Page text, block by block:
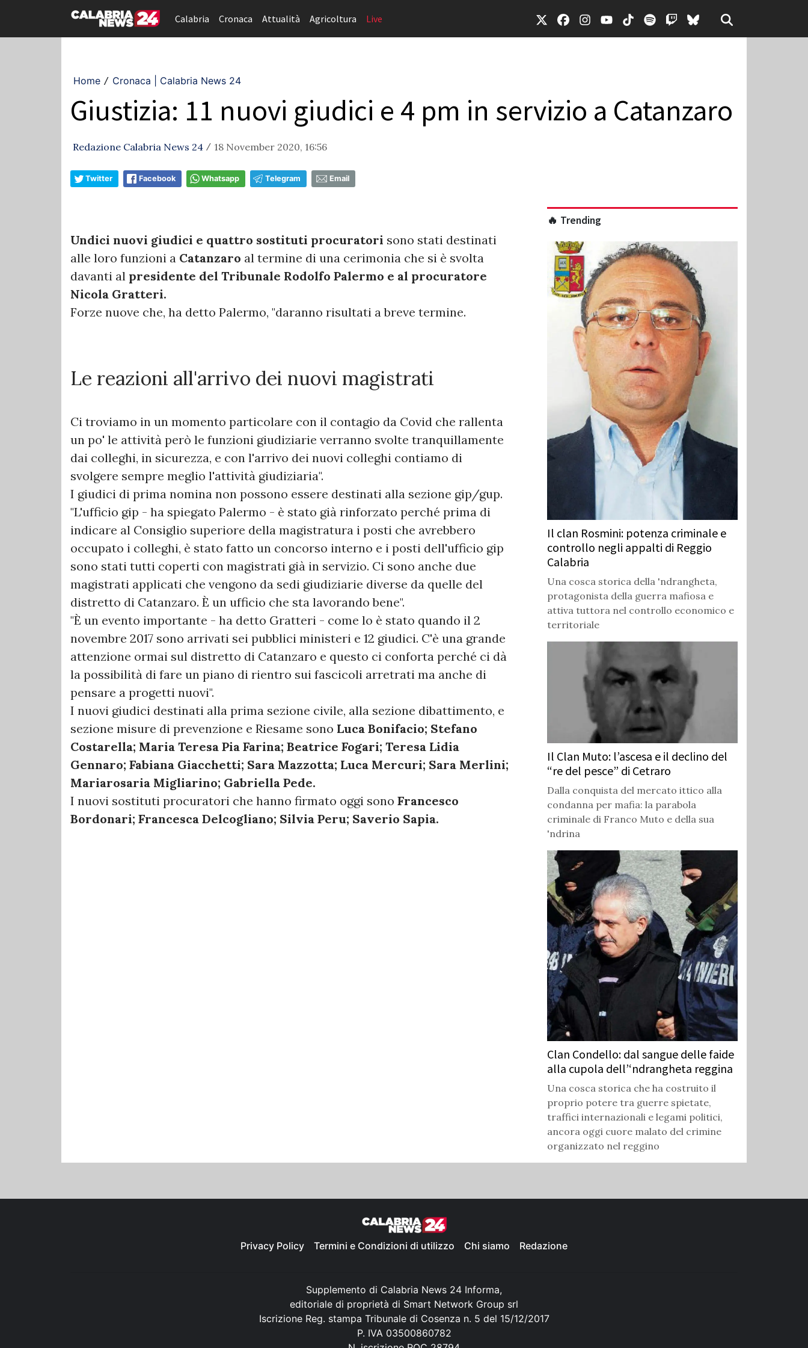
Calabria Cronaca Attualità Agricoltura Live
Home / Cronaca | Calabria News 24
Giustizia: 11 nuovi giudici e 4 pm in servizio a Catanzaro
Redazione Calabria News 24 / 18 November 2020, 16:56
Twitter Facebook Whatsapp Telegram Email
Undici nuovi giudici e quattro sostituti procuratori sono stati destinati
alle loro funzioni a Catanzaro al termine di una cerimonia che si è svolta
davanti al presidente del Tribunale Rodolfo Palermo e al procuratore
Nicola Gratteri.
Forze nuove che, ha detto Palermo, "daranno risultati a breve termine.
Le reazioni all'arrivo dei nuovi magistrati
Ci troviamo in un momento particolare con il contagio da Covid che rallenta
un po' le attività però le funzioni giudiziarie verranno svolte tranquillamente
dai colleghi, in sicurezza, e con l'arrivo dei nuovi colleghi contiamo di
svolgere sempre meglio l'attività giudiziaria".
I giudici di prima nomina non possono essere destinati alla sezione gip/gup.
"L'ufficio gip - ha spiegato Palermo - è stato già rinforzato perché prima di
indicare al Consiglio superiore della magistratura i posti che avrebbero
occupato i colleghi, è stato fatto un concorso interno e i posti dell'ufficio gip
sono stati tutti coperti con magistrati già in servizio. Ci sono anche due
magistrati applicati che vengono da sedi giudiziarie diverse da quelle del
distretto di Catanzaro. È un ufficio che sta lavorando bene".
"È un evento importante - ha detto Gratteri - come lo è stato quando il 2
novembre 2017 sono arrivati sei pubblici ministeri e 12 giudici. C'è una grande
attenzione ormai sul distretto di Catanzaro e questo ci conforta perché ci dà
la possibilità di fare un piano di rientro sui fascicoli arretrati ma anche di
pensare a progetti nuovi".
I nuovi giudici destinati alla prima sezione civile, alla sezione dibattimento, e
sezione misure di prevenzione e Riesame sono Luca Bonifacio; Stefano
Costarella; Maria Teresa Pia Farina; Beatrice Fogari; Teresa Lidia
Gennaro; Fabiana Giacchetti; Sara Mazzotta; Luca Mercuri; Sara Merlini;
Mariarosaria Migliarino; Gabriella Pede.
I nuovi sostituti procuratori che hanno firmato oggi sono Francesco
Bordonari; Francesca Delcogliano; Silvia Peru; Saverio Sapia.
🔥 Trending
Il clan Rosmini: potenza criminale e
controllo negli appalti di Reggio
Calabria
Una cosca storica della 'ndrangheta,
protagonista della guerra mafiosa e
attiva tuttora nel controllo economico e
territoriale
Il Clan Muto: l’ascesa e il declino del
“re del pesce” di Cetraro
Dalla conquista del mercato ittico alla
condanna per mafia: la parabola
criminale di Franco Muto e della sua
'ndrina
Clan Condello: dal sangue delle faide
alla cupola dell’‘ndrangheta reggina
Una cosca storica che ha costruito il
proprio potere tra guerre spietate,
traffici internazionali e legami politici,
ancora oggi cuore malato del crimine
organizzato nel reggino
Privacy Policy Termini e Condizioni di utilizzo Chi siamo Redazione
Supplemento di Calabria News 24 Informa,
editoriale di proprietà di Smart Network Group srl
Iscrizione Reg. stampa Tribunale di Cosenza n. 5 del 15/12/2017
P. IVA 03500860782